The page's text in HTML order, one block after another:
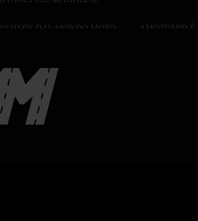
NOTIZIE DAL MONDO MOTO AMOTOMIO È...